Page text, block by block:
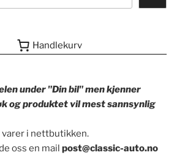
Handlekurv
under "Din bil" men kjenner
og produktet vil mest sannsynlig
i nettbutikken.
oss en mail post@classic-auto.no